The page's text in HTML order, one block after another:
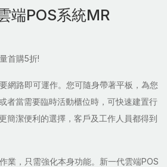
端POS系統MR
首購5折!
網路即可運作。您可隨身帶著平板，為您
者當需要臨時活動櫃位時，可快速建置行
簡潔便利的選擇，客戶及工作人員都得到
業，只需強化本身功能。新一代雲端POS